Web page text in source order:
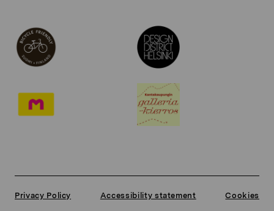
Privacy Policy Accessibility statement Cookies